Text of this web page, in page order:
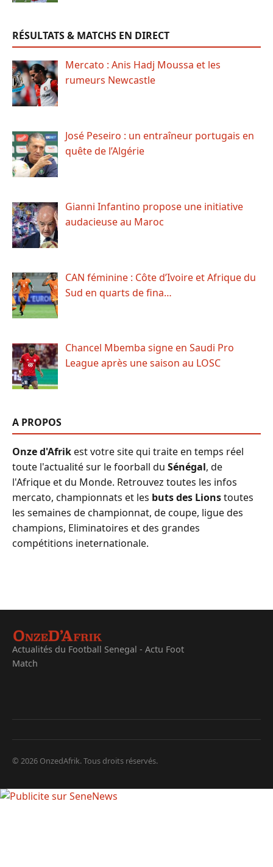
RÉSULTATS & MATCHS EN DIRECT
Mercato : Anis Hadj Moussa et les
rumeurs Newcastle
José Peseiro : un entraîneur portugais en
quête de l’Algérie
Gianni Infantino propose une initiative
audacieuse au Maroc
CAN féminine : Côte d’Ivoire et Afrique du
Sud en quarts de fina…
Chancel Mbemba signe en Saudi Pro
League après une saison au LOSC
A PROPOS
Onze d'Afrikest votre site qui traite en temps réel
toute l'actualité sur le foorball du Sénégal, de
l'Afrique et du Monde. Retrouvez toutes les infos
mercato, championnats et les buts des Lionstoutes
les semaines de championnat, de coupe, ligue des
champions, Eliminatoires et des grandes
compétitions ineternationale.
Actualités du Football Senegal - Actu Foot
Match
© 2026 OnzedAfrik. Tous droits réservés.